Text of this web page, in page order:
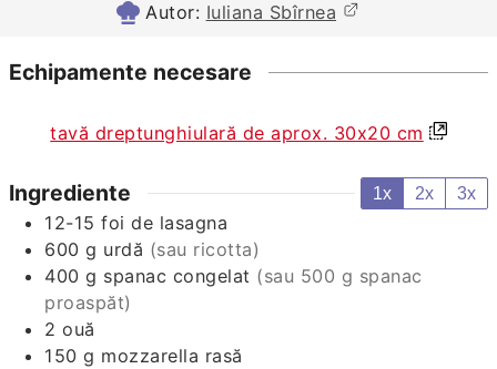
Autor: Iuliana Sbîrnea
Echipamente necesare
tavă dreptunghiulară de aprox. 30x20 cm
Ingrediente 1x 2x 3x
12-15 foi de lasagna
600 g urdă (sau ricotta)
400 g spanac congelat (sau 500 g spanac
proaspăt)
2 ouă
150 g mozzarella rasă